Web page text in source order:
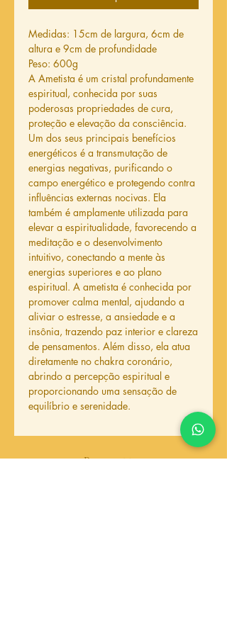
Medidas: 15cm de largura, 6cm de
altura e 9cm de profundidade
Peso: 600g
A Ametista é um cristal profundamente
espiritual, conhecida por suas
poderosas propriedades de cura,
proteção e elevação da consciência.
Um dos seus principais benefícios
energéticos é a transmutação de
energias negativas, purificando o
campo energético e protegendo contra
influências externas nocivas. Ela
também é amplamente utilizada para
elevar a espiritualidade, favorecendo a
meditação e o desenvolvimento
intuitivo, conectando a mente às
energias superiores e ao plano
espiritual. A ametista é conhecida por
promover calma mental, ajudando a
aliviar o estresse, a ansiedade e a
insônia, trazendo paz interior e clareza
de pensamentos. Além disso, ela atua
diretamente no chakra coronário,
abrindo a percepção espiritual e
proporcionando uma sensação de
equilíbrio e serenidade.
Produtos